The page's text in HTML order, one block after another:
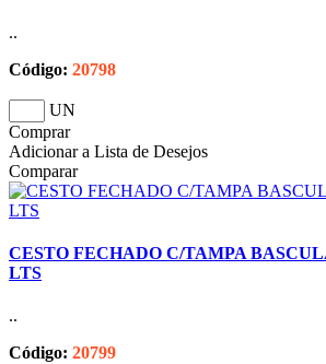
..
Código: 20798
UN
Comprar
Adicionar a Lista de Desejos
Comparar
CESTO FECHADO C/TAMPA
LTS
..
Código: 20799